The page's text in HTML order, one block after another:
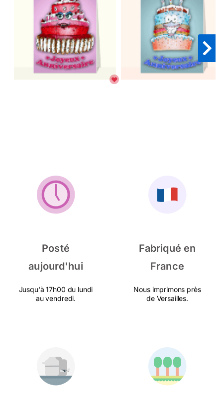
Posté
aujourd'hui
Jusqu'à 17h00 du lundi
au vendredi.
Fabriqué en
France
Nous imprimons près
de Versailles.